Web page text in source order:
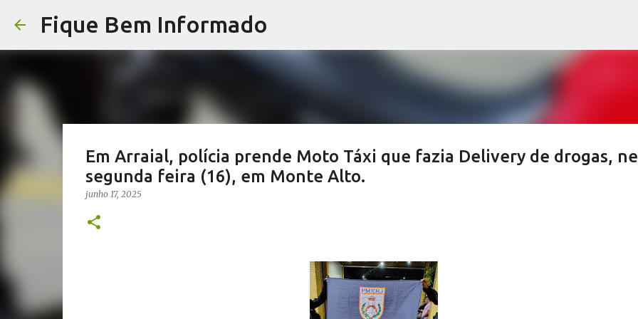
Fique Bem Informado
Em Arraial, polícia prende Moto Táxi que fazia Delivery de drogas,
segunda feira (16), em Monte Alto.
junho 17, 2025